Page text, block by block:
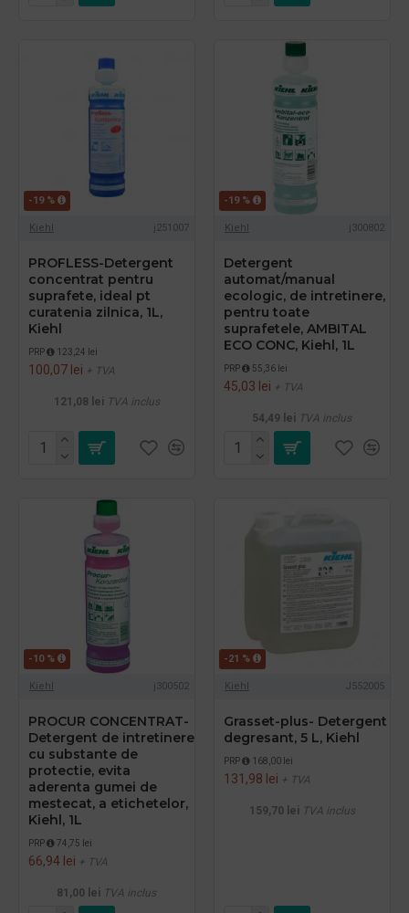
-19 %
Kiehl j251007
PROFLESS-Detergent
concentrat pentru
suprafete, ideal pt
curatenia zilnica, 1L,
Kiehl
PRP 123,24 lei
100,07 lei + TVA
121,08 lei TVA inclus
-19 %
Kiehl j300802
Detergent
automat/manual
ecologic, de intretinere,
pentru toate
suprafetele, AMBITAL
ECO CONC, Kiehl, 1L
PRP 55,36 lei
45,03 lei + TVA
54,49 lei TVA inclus
-10 %
Kiehl j300502
PROCUR CONCENTRAT-
Detergent de intretinere
cu substante de
protectie, evita
aderenta gumei de
mestecat, a etichetelor,
Kiehl, 1L
PRP 74,75 lei
66,94 lei + TVA
81,00 lei TVA inclus
-21 %
Kiehl J552005
Grasset-plus- Detergent
degresant, 5 L, Kiehl
PRP 168,00 lei
131,98 lei + TVA
159,70 lei TVA inclus